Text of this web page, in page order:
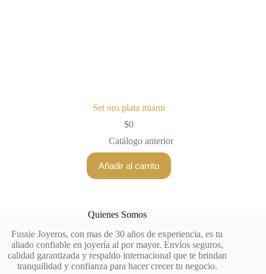
Set oro plata miami
$0
Catálogo anterior
Añadir al carrito
Quienes Somos
Fussie Joyeros, con mas de 30 años de experiencia, es tu
aliado confiable en joyería al por mayor. Envíos seguros,
calidad garantizada y respaldo internacional que te brindan
tranquilidad y confianza para hacer crecer tu negocio.